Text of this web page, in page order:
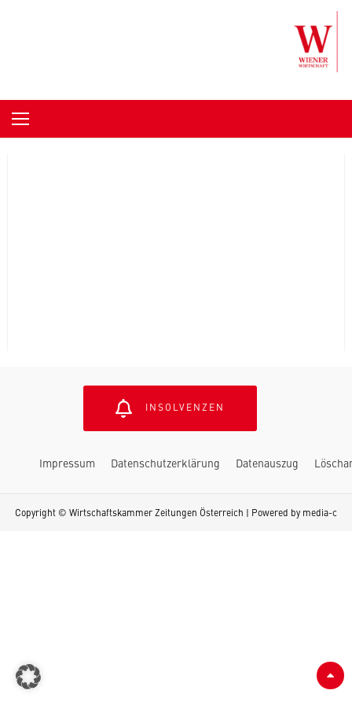
INSOLVENZEN
Impressum Datenschutzerklärung Datenauszug
Copyright © Wirtschaftskammer Zeitungen Österreich | Powered by media-c